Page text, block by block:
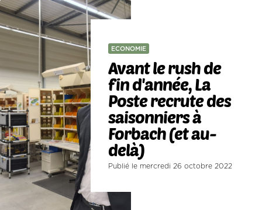
ECONOMIE
Avant le rush de
fin d'année, La
Poste recrute des
saisonniers à
Forbach (et au-
delà)
Publié le mercredi 26 octobre 2022